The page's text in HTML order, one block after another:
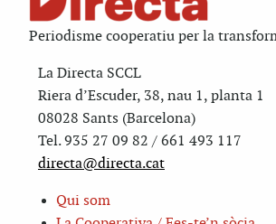
Periodisme cooperatiu per la
La Directa SCCL
Riera d’Escuder, 38, nau 1, planta 1
08028 Sants (Barcelona)
Tel. 935 27 09 82 / 661 493 117
directa@directa.cat
Qui som